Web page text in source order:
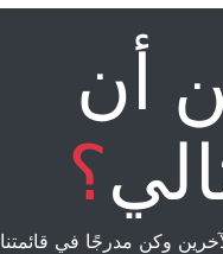
أن
؟
وكن مدرجًا في قائمتنا